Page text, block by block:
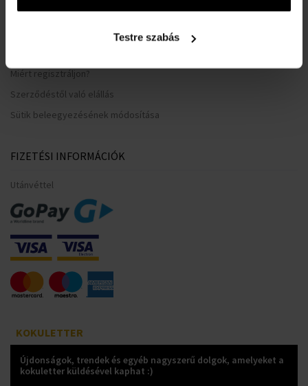
Testre szabás
A karórák vízállósága
Miért regisztráljon?
Szerződéstől való elállás
Sütik beleegyezésének módosítása
FIZETÉSI INFORMÁCIÓK
Utánvéttel
KOKULETTER
Újdonságok, trendek és egyéb nagyszerű dolgok, amelyeket a
kokuletter küldésével kaphat :)